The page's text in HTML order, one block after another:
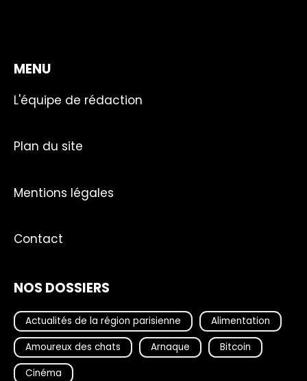
MENU
L'équipe de rédaction
Plan du site
Mentions légales
Contact
NOS DOSSIERS
Actualités de la région parisienne
Alimentation
Amoureux des chats
Arnaque
Bitcoin
Cinéma